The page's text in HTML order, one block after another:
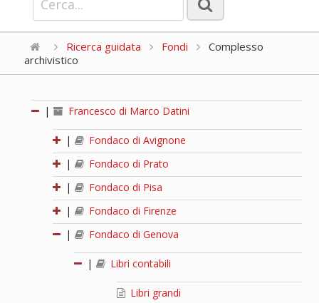
Ricerca guidata Fondi
Complesso
archivistico
| Francesco di Marco Datini
|
Fondaco di Avignone
|
Fondaco di Prato
|
Fondaco di Pisa
|
Fondaco di Firenze
|
Fondaco di Genova
| Libri contabili
Libri grandi